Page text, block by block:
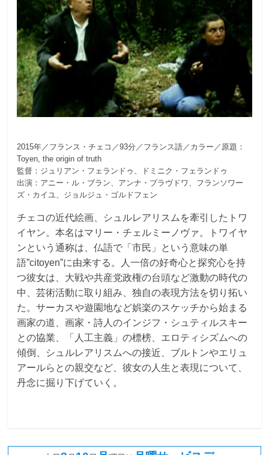
2015年／フランス・チェコ／93分／フランス語／カラー／原題：
Toyen, the origin of truth
監督：ジュリアン・フェランドゥ、ドミニク・フェランドゥ
出演：アニー・ル・ブラン、アンナ・プラヴドワ、フランソワー
ズ・カイユ、ジョルジュ・ゴルドフェン
チェコの近代絵画、シュルレアリスムを牽引したトワ
イヤン。本名はマリー・チェルミーノヴァ。トワイヤ
ンという通称は、仏語で「市民」という意味の単
語”citoyen”に由来する。人一倍の好奇心と探究心を持
つ彼女は、大戦や共産党政権の台頭など激動の時代の
中、芸術活動に取り組み、独自の表現方法を切り拓い
た。サーカスや遊園地など娯楽のスケッチから始まる
画家の道、画家・詩人のインジフ・シュティルスキー
との協業、「人工主義」の標榜、エロティシズムへの
傾倒、シュルレアリスムへの接近、ブルトンやエリュ
アールらとの親交など、彼女の人生と表現について、
丹念に掘り下げていく。